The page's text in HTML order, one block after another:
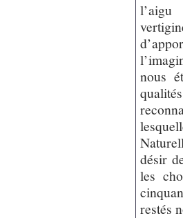
nous
désir
les
restés